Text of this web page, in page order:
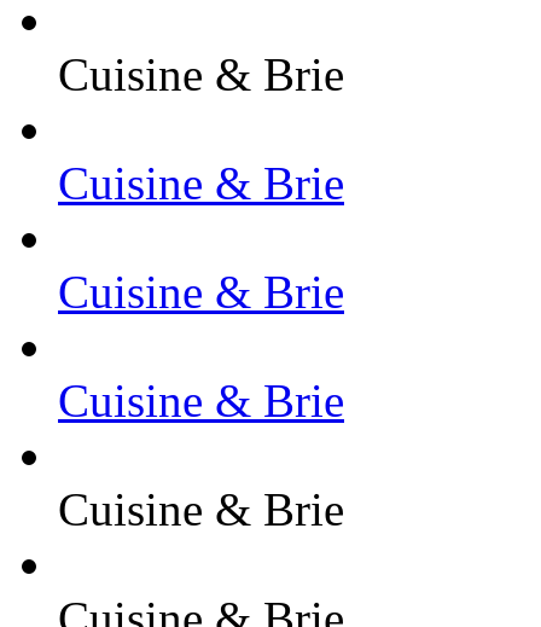
Cuisine & Brie
Cuisine & Brie
Cuisine & Brie
Cuisine & Brie
Cuisine & Brie